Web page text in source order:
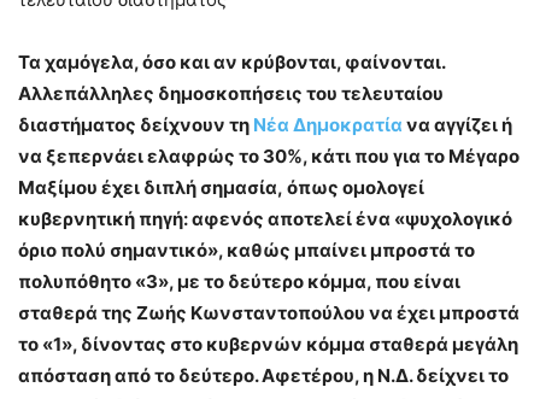
Τα χαμόγελα, όσο και αν κρύβονται, φαίνονται.
Αλλεπάλληλες δημοσκοπήσεις του τελευταίου
διαστήματος δείχνουν τη Νέα Δημοκρατία να αγγίζει ή
να ξεπερνάει ελαφρώς το 30%, κάτι που για το Μέγαρο
Μαξίμου έχει διπλή σημασία, όπως ομολογεί
κυβερνητική πηγή: αφενός αποτελεί ένα «ψυχολογικό
όριο πολύ σημαντικό», καθώς μπαίνει μπροστά το
πολυπόθητο «3», με το δεύτερο κόμμα, που είναι
σταθερά της Ζωής Κωνσταντοπούλου να έχει μπροστά
το «1», δίνοντας στο κυβερνών κόμμα σταθερά μεγάλη
απόσταση από το δεύτερο. Αφετέρου, η Ν.Δ. δείχνει το